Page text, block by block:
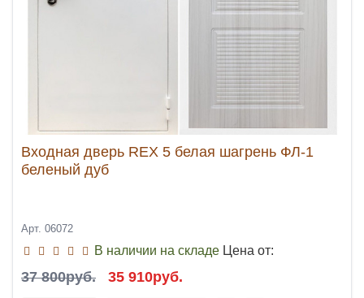
Входная дверь REX 5 белая шагрень ФЛ-1
беленый дуб
Арт. 06072
В наличии на складе Цена от:
37 800руб. 35 910руб.